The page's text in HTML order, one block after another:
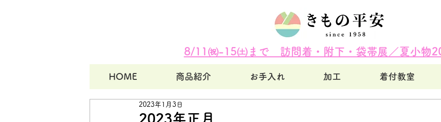
8/11㈷-15㈯まで 訪問着・附下・袋帯展／夏小物
HOME 商品紹介 お手入れ 加工 着付教室
2023年正月
2023年1月3日